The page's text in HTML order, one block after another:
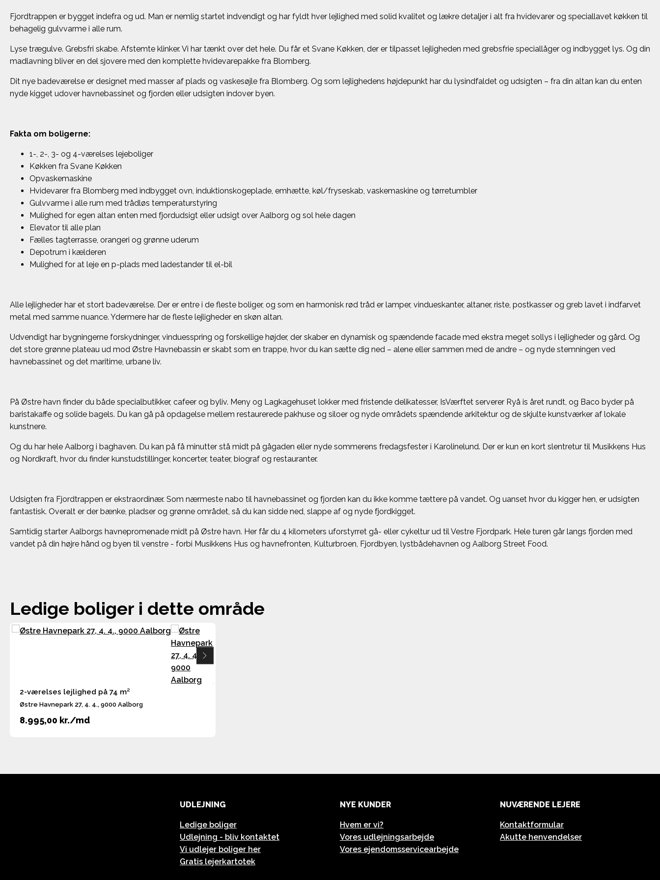
Fjordtrappen er bygget indefra og ud. Man er nemlig startet indvendigt og har fyldt hver lejlighed med solid kvalitet og lækre detaljer i alt fra hvidevarer og speciallavet køkken til
behagelig gulvvarme i alle rum.
Lyse trægulve. Grebsfri skabe. Afstemte klinker. Vi har tænkt over det hele. Du får et Svane Køkken, der er tilpasset lejligheden med grebsfrie speciallåger og indbygget lys. Og din
madlavning bliver en del sjovere med den komplette hvidevarepakke fra Blomberg.
Dit nye badeværelse er designet med masser af plads og vaskesøjle fra Blomberg. Og som lejlighedens højdepunkt har du lysindfaldet og udsigten – fra din altan kan du enten
nyde kigget udover havnebassinet og fjorden eller udsigten indover byen.
Fakta om boligerne:
1-, 2-, 3- og 4-værelses lejeboliger
Køkken fra Svane Køkken
Opvaskemaskine
Hvidevarer fra Blomberg med indbygget ovn, induktionskogeplade, emhætte, køl/fryseskab, vaskemaskine og tørretumbler
Gulvvarme i alle rum med trådløs temperaturstyring
Mulighed for egen altan enten med fjordudsigt eller udsigt over Aalborg og sol hele dagen
Elevator til alle plan
Fælles tagterrasse, orangeri og grønne uderum
Depotrum i kælderen
Mulighed for at leje en p-plads med ladestander til el-bil
Alle lejligheder har et stort badeværelse. Der er entre i de fleste boliger, og som en harmonisk rød tråd er lamper, vindueskanter, altaner, riste, postkasser og greb lavet i indfarvet
metal med samme nuance. Ydermere har de fleste lejligheder en skøn altan.
Udvendigt har bygningerne forskydninger, vinduesspring og forskellige højder, der skaber en dynamisk og spændende facade med ekstra meget sollys i lejligheder og gård. Og
det store grønne plateau ud mod Østre Havnebassin er skabt som en trappe, hvor du kan sætte dig ned – alene eller sammen med de andre – og nyde stemningen ved
havnebassinet og det maritime, urbane liv.
På Østre havn finder du både specialbutikker, cafeer og byliv. Meny og Lagkagehuset lokker med fristende delikatesser, IsVærftet serverer Ryå is året rundt, og Baco byder på
baristakaffe og solide bagels. Du kan gå på opdagelse mellem restaurerede pakhuse og siloer og nyde områdets spændende arkitektur og de skjulte kunstværker af lokale
kunstnere.
Og du har hele Aalborg i baghaven. Du kan på få minutter stå midt på gågaden eller nyde sommerens fredagsfester i Karolinelund. Der er kun en kort slentretur til Musikkens Hus
og Nordkraft, hvor du finder kunstudstillinger, koncerter, teater, biograf og restauranter.
Udsigten fra Fjordtrappen er ekstraordinær. Som nærmeste nabo til havnebassinet og fjorden kan du ikke komme tættere på vandet. Og uanset hvor du kigger hen, er udsigten
fantastisk. Overalt er der bænke, pladser og grønne området, så du kan sidde ned, slappe af og nyde fjordkigget.
Samtidig starter Aalborgs havnepromenade midt på Østre havn. Her får du 4 kilometers uforstyrret gå- eller cykeltur ud til Vestre Fjordpark. Hele turen går langs fjorden med
vandet på din højre hånd og byen til venstre - forbi Musikkens Hus og havnefronten, Kulturbroen, Fjordbyen, lystbådehavnen og Aalborg Street Food.
Ledige boliger i dette område
2-værelses lejlighed på 74 m²
Østre Havnepark 27, 4. 4., 9000 Aalborg
8.995,00 kr./md
UDLEJNING
Ledige boliger
Udlejning - bliv kontaktet
Vi udlejer boliger her
Gratis lejerkartotek
NYE KUNDER
Hvem er vi?
Vores udlejningsarbejde
Vores ejendomsservicearbejde
NUVÆRENDE LEJERE
Kontaktformular
Akutte henvendelser